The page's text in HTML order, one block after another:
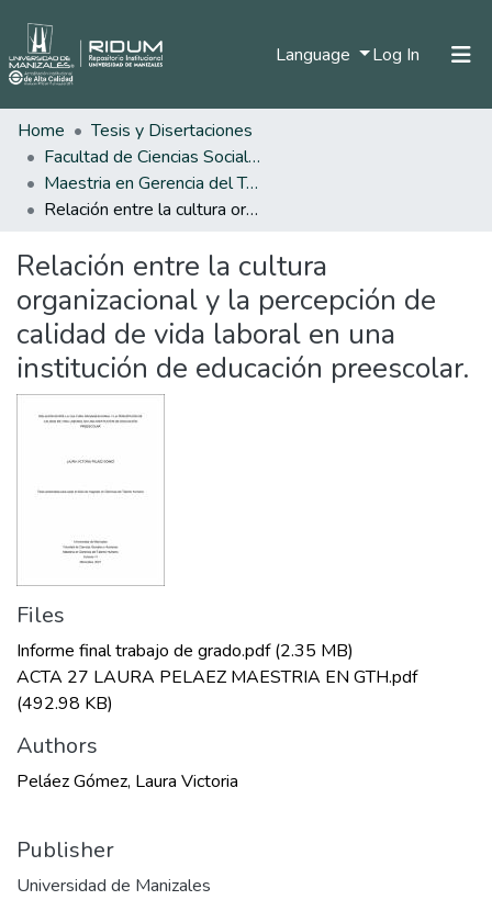
Language Log In (current)
Home
Tesis y Disertaciones
Facultad de Ciencias Sociales y Humanas
Maestria en Gerencia del Talento Humano
Relación entre la cultura organizacional y la percepción de calidad de vida laboral en una institución de educación preescolar.
Relación entre la cultura
organizacional y la percepción de
calidad de vida laboral en una
institución de educación preescolar.
Files
Informe final trabajo de grado.pdf(2.35 MB)
ACTA 27 LAURA PELAEZ MAESTRIA EN GTH.pdf
(492.98 KB)
Authors
Peláez Gómez, Laura Victoria
Publisher
Universidad de Manizales